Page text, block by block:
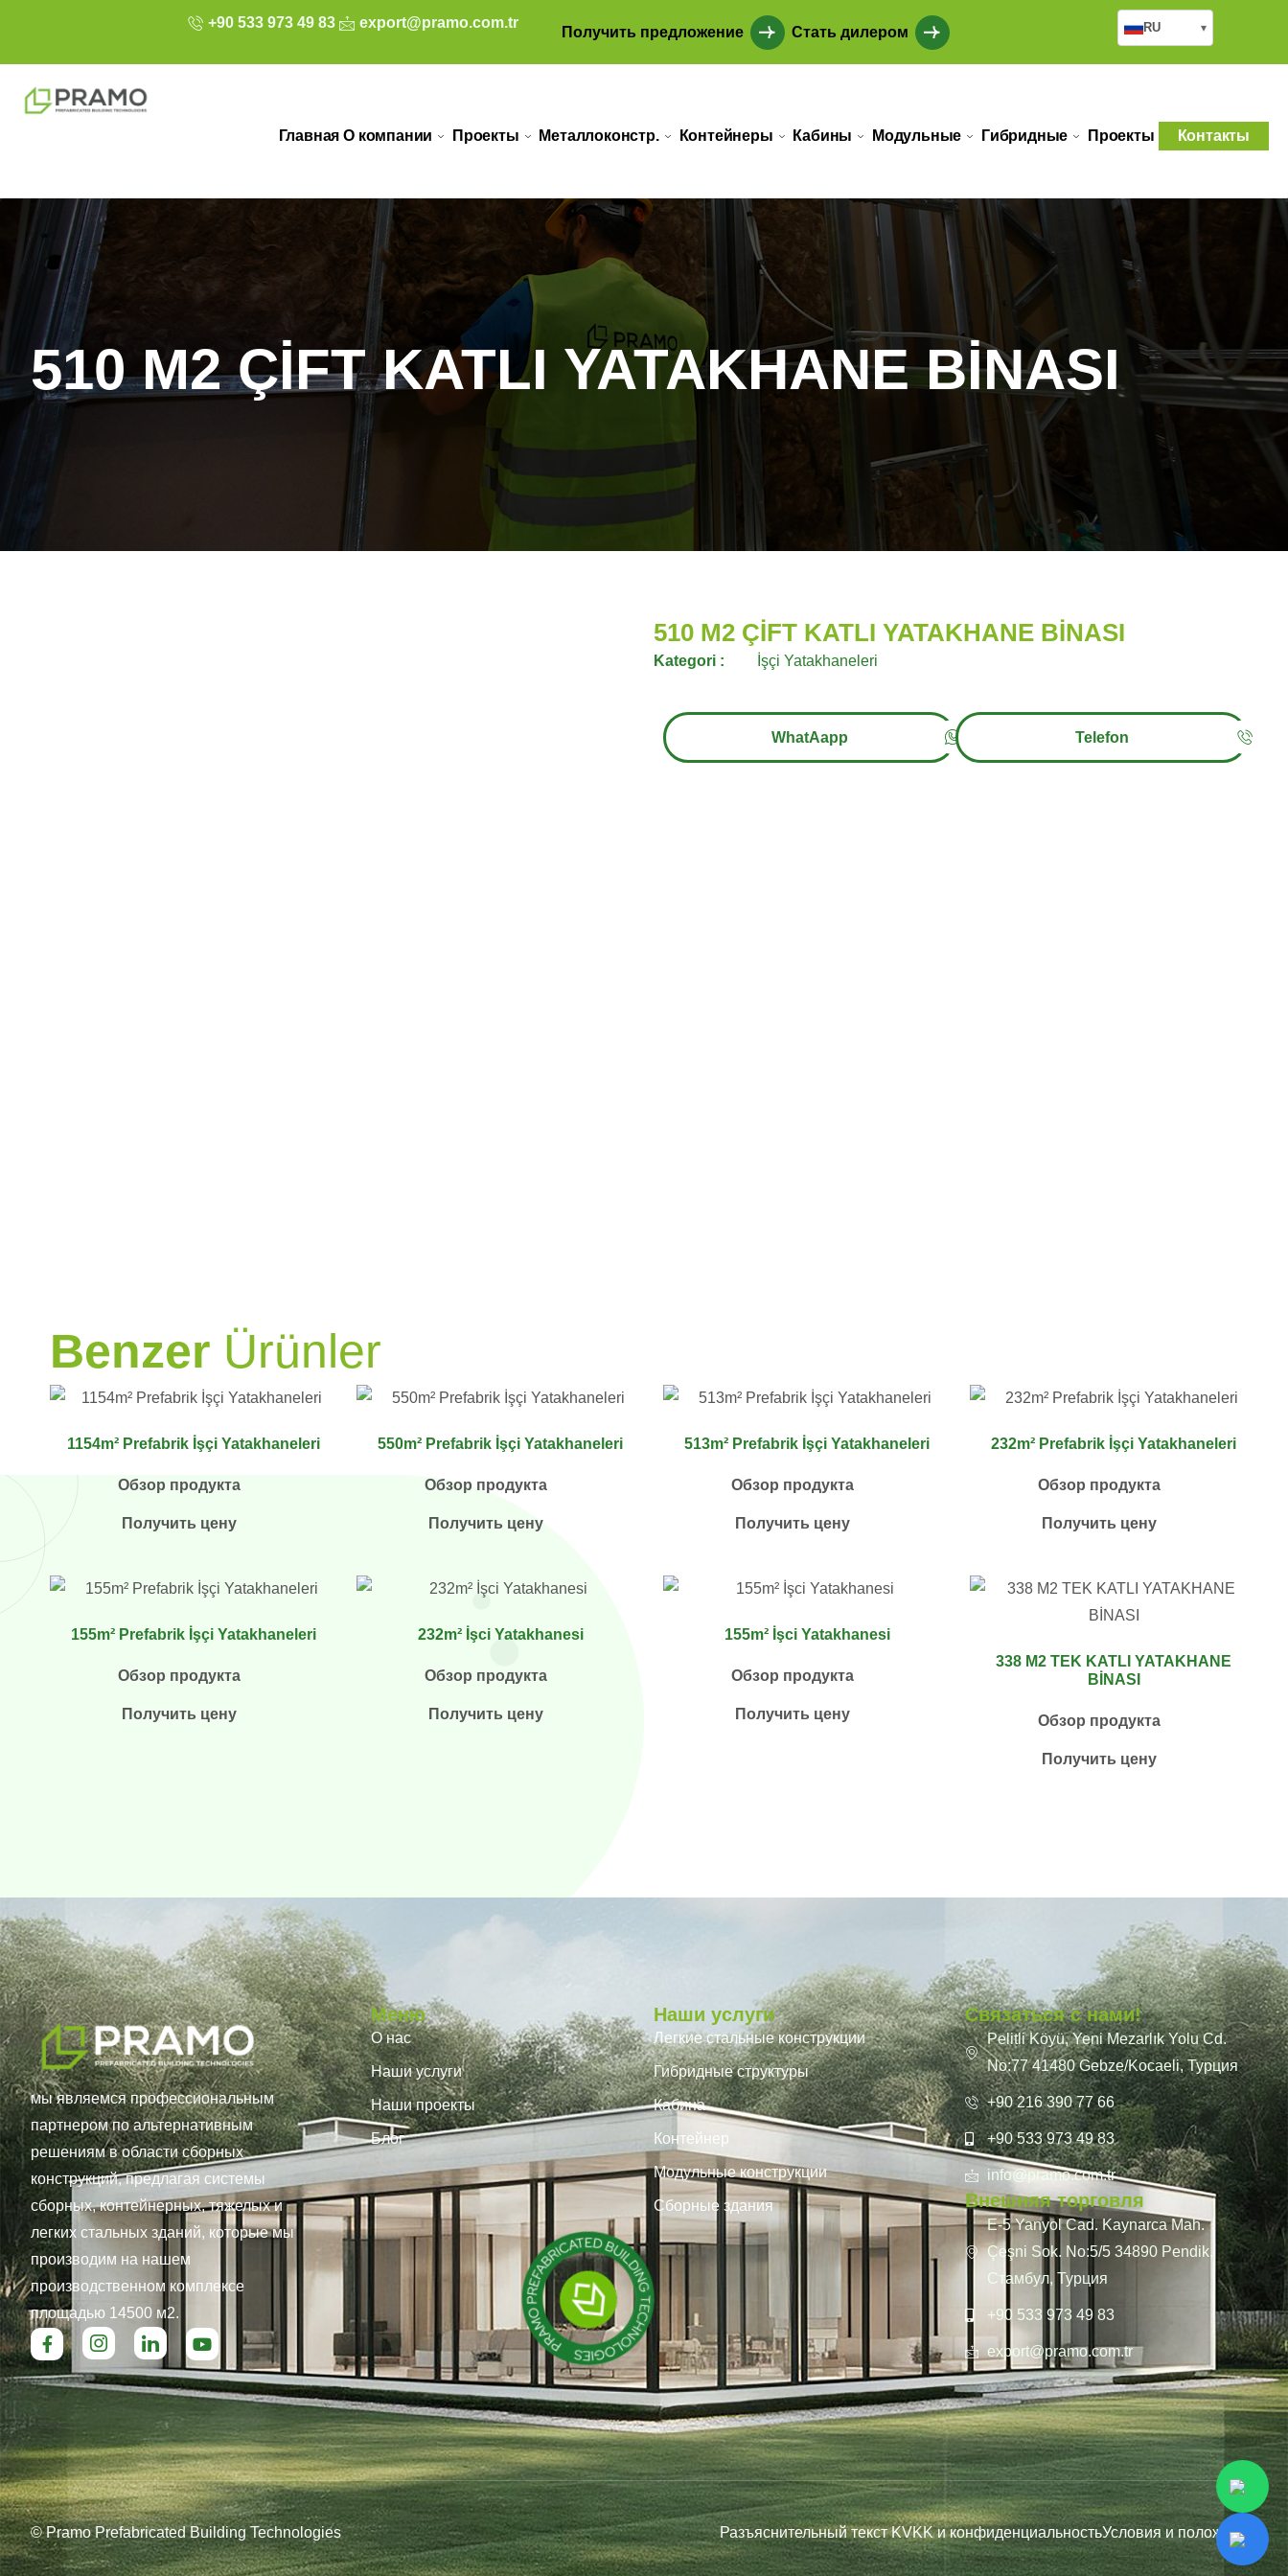
+90 533 973 49 83 export@pramo.com.tr
Получить предложение Стать дилером RU ▾
Главная О компании Проекты Металлоконстр. Контейнеры Кабины Модульные Гибридные Проекты Контакты
510 M2 ÇİFT KATLI YATAKHANE BİNASI
510 M2 ÇİFT KATLI YATAKHANE BİNASI
Kategori : İşçi Yatakhaneleri
WhatAapp Telefon
PRAMO
Benzer Ürünler
1154m² Prefabrik İşçi Yatakhaneleri
Обзор продукта
Получить цену
550m² Prefabrik İşçi Yatakhaneleri
Обзор продукта
Получить цену
513m² Prefabrik İşçi Yatakhaneleri
Обзор продукта
Получить цену
232m² Prefabrik İşçi Yatakhaneleri
Обзор продукта
Получить цену
155m² Prefabrik İşçi Yatakhaneleri
Обзор продукта
Получить цену
232m² İşci Yatakhanesi
Обзор продукта
Получить цену
155m² İşci Yatakhanesi
Обзор продукта
Получить цену
338 M2 TEK KATLI YATAKHANE
BİNASI
Обзор продукта
Получить цену
мы являемся профессиональным
партнером по альтернативным
решениям в области сборных
конструкций, предлагая системы
сборных, контейнерных, тяжелых и
легких стальных зданий, которые мы
производим на нашем
производственном комплексе
площадью 14500 м2.
Меню
О нас
Наши услуги
Наши проекты
Блог
Наши услуги
Легкие стальные конструкции
Гибридные структуры
Кабина
Контейнер
Модульные конструкции
Сборные здания
Связаться с нами!
Pelitli Köyü, Yeni Mezarlık Yolu Cd.
No:77 41480 Gebze/Kocaeli, Турция
+90 216 390 77 66
+90 533 973 49 83
info@pramo.com.tr
Внешняя торговля
E-5 Yanyol Cad. Kaynarca Mah.
Çeşni Sok. No:5/5 34890 Pendik,
Стамбул, Турция
+90 533 973 49 83
export@pramo.com.tr
© Pramo Prefabricated Building Technologies Разъяснительный текст KVKK и конфиденциальностьУсловия и положения